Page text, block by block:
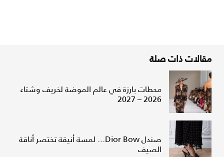
مقالات ذات صلة
محطات بارزة في عالم الموضة لخريف وشتاء
2026 – 2027
صندل Dior Bow... لمسة أنيقة تختصر أناقة
الصيف